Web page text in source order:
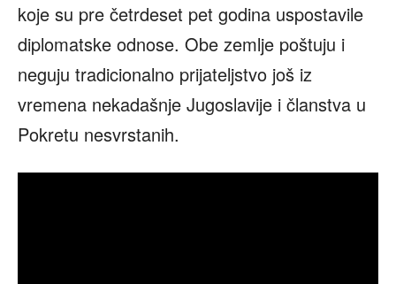
koje su pre četrdeset pet godina uspostavile
diplomatske odnose. Obe zemlje poštuju i
neguju tradicionalno prijateljstvo još iz
vremena nekadašnje Jugoslavije i članstva u
Pokretu nesvrstanih.